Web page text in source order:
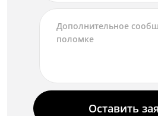
Ремонт кольца фокусировки
от 1 750 ₽
Ремонт диафрагмы
от 2 000 ₽
Оставить